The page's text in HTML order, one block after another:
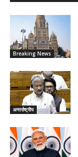
Breaking News
अन्तर्राष्ट्रीय